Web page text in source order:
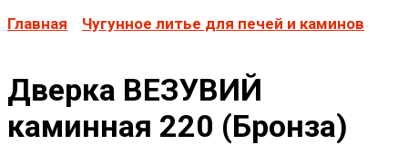
Главная Чугунное литье для печей и каминов
Дверка ВЕЗУВИЙ
каминная 220 (Бронза)